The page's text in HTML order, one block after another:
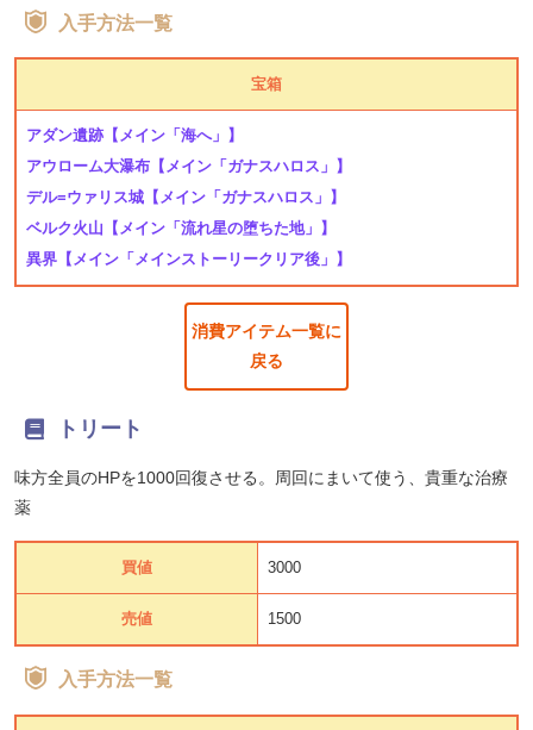
入手方法一覧
宝箱
アダン遺跡 【メイン「海へ」】
アウローム大瀑布 【メイン「ガナスハロス」】
デル=ウァリス城 【メイン「ガナスハロス」】
ベルク火山 【メイン「流れ星の堕ちた地」】
異界 【メイン「メインストーリークリア後」】
消費アイテム一覧に
戻る
トリート
味方全員のHPを1000回復させる。周回にまいて使う、貴重な治療
薬
買値 3000
売値 1500
入手方法一覧